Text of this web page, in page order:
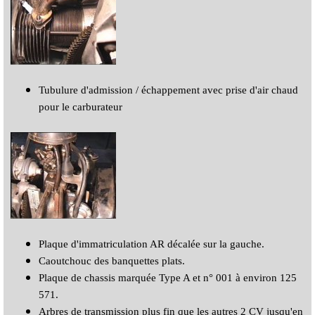
Tubulure d'admission / échappement avec prise d'air chaud
pour le carburateur
Plaque d'immatriculation AR décalée sur la gauche.
Caoutchouc des banquettes plats.
Plaque de chassis marquée Type A et n° 001 à environ 125
571.
Arbres de transmission plus fin que les autres 2 CV jusqu'en